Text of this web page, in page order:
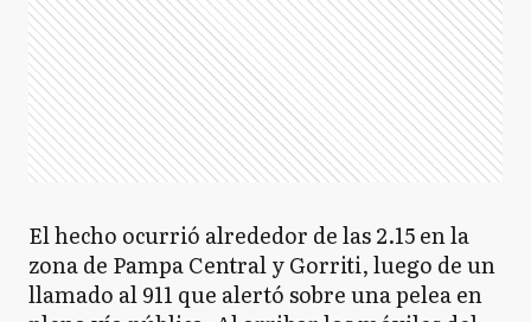
El hecho ocurrió alrededor de las 2.15 en la
zona de Pampa Central y Gorriti, luego de un
llamado al 911 que alertó sobre una pelea en